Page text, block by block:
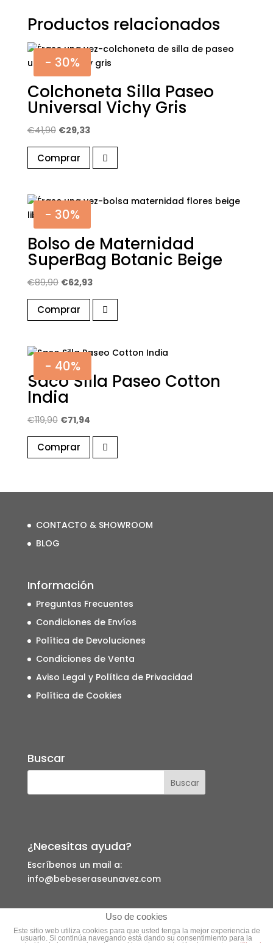
Productos relacionados
- 30%
Colchoneta Silla Paseo
Universal Vichy Gris
€41,90 El
precio
original
era:
€29,33El
precio
actual
es:
Comprar
- 30%
Bolso de Maternidad
SuperBag Botanic Beige
€89,90 El
original
era:
€62,93El
actual
es:
Comprar
- 40%
Saco Silla Paseo Cotton
India
€119,90 El
original
era:
€71,94El
actual
es:
Comprar
CONTACTO & SHOWROOM
BLOG
Información
Preguntas Frecuentes
Condiciones de Envíos
Política de Devoluciones
Condiciones de Venta
Aviso Legal y Política de Privacidad
Política de Cookies
Buscar
¿Necesitas ayuda?
Escríbenos un mail a:
info@bebeseraseunavez.com
Uso de cookies
Este sitio web utiliza cookies para que usted tenga la mejor experiencia de
usuario. Si continúa navegando está dando su consentimiento para la